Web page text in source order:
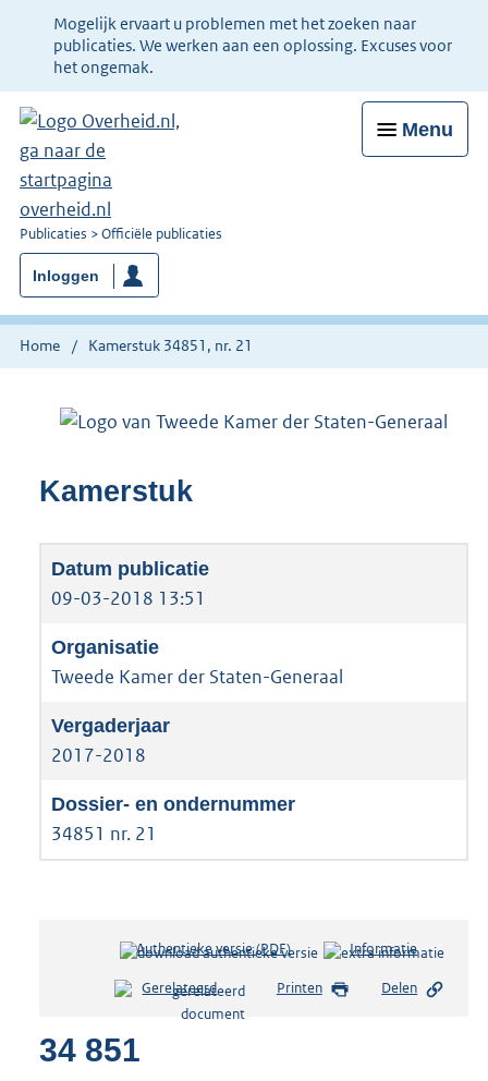
Ter
informatie:
Mogelijk ervaart u problemen met het zoeken naar
publicaties. We werken aan een oplossing. Excuses voor
het ongemak.
Menu
U
bent
nu
hier:
Publicaties Officiële publicaties
Inloggen
Home Kamerstuk 34851, nr. 21
Kamerstuk
09-03-2018 13:51
Tweede Kamer der Staten-Generaal
2017-2018
34851 nr. 21
Authentieke versie (PDF)b
s
Informatie
Gerelateerd Printen Delen
34 851